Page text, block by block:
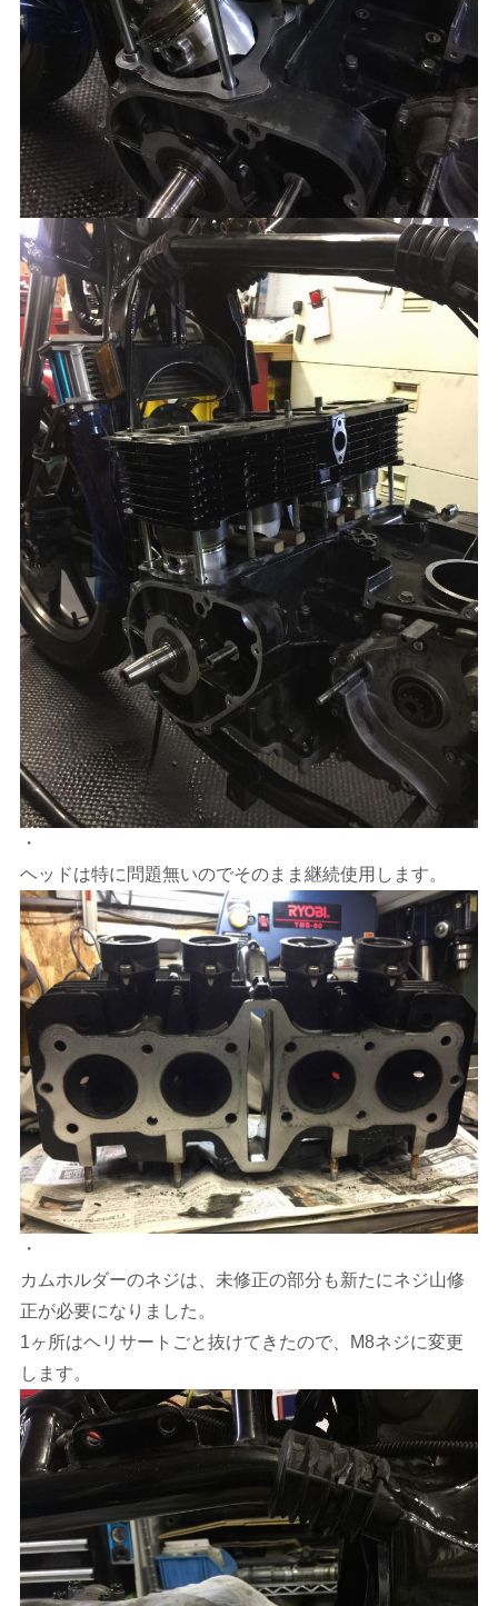
・
ヘッドは特に問題無いのでそのまま継続使用します。
・
カムホルダーのネジは、未修正の部分も新たにネジ山修
正が必要になりました。
1ヶ所はヘリサートごと抜けてきたので、M8ネジに変更
します。